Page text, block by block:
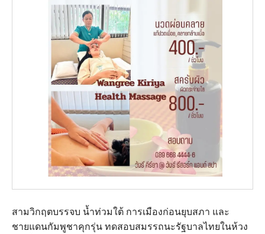
สามวิกฤตบรรจบ น้ำท่วมใต้ การเมืองก่อนยุบสภา และ
ชายแดนกัมพูชาคุกรุ่น ทดสอบสมรรถนะรัฐบาลไทยในห้วง